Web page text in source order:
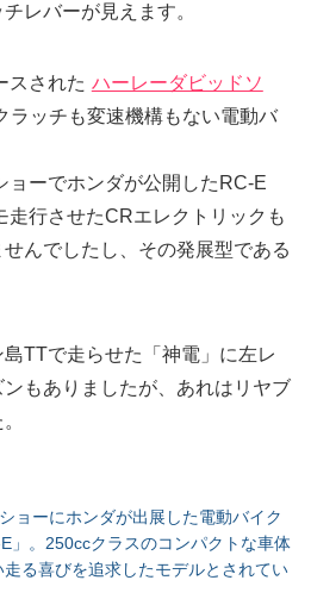
レバーが見えます。
スされた ハーレーダビッドソ
ラッチも変速機構もない電動バ
ョーでホンダが公開したRC-E
走行させたCRエレクトリックも
んでしたし、その発展型である
TTで走らせた「神電」に左レ
もありましたが、あれはリヤブ
ョーにホンダが出展した電動バイク
」。250ccクラスのコンパクトな車体
る喜びを追求したモデルとされてい